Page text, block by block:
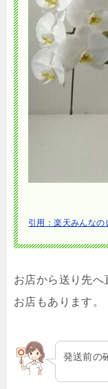
引用：楽天みんなの
お店から送り先へ
お店もあります。
発送前の